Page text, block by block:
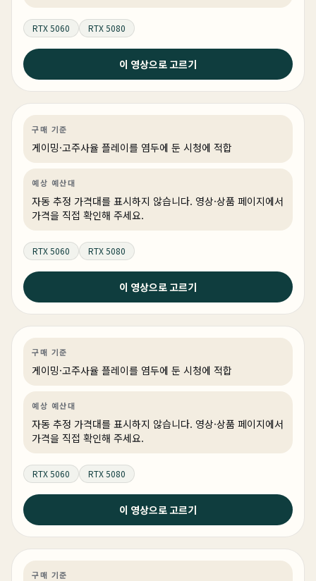
RTX 5060 RTX 5080
이 영상으로 고르기
2026년 6월 21일
왜 비싼거 사요? 이거면 충분합니다. 롤, 발로란트, 배그
다 잘 됩니다.
구매 기준
게이밍·고주사율 플레이를 염두에 둔 시청에 적합
예상 예산대
자동 추정 가격대를 표시하지 않습니다. 영상·상품 페이지에서
가격을 직접 확인해 주세요.
RTX 5060 RTX 5080
이 영상으로 고르기
2026년 6월 6일
6월 조립 컴퓨터 추천 견적 | 최악의 상반기 결산 | 성능검
증 100% 완료 !
구매 기준
게이밍·고주사율 플레이를 염두에 둔 시청에 적합
예상 예산대
자동 추정 가격대를 표시하지 않습니다. 영상·상품 페이지에서
가격을 직접 확인해 주세요.
RTX 5060 RTX 5080
이 영상으로 고르기
영상편집·디자인
2026년 5월 27일
현시점 제일 좋은 컴퓨터가 뭐냐구요 ? 그래서 최고의 부
품들로만 꽉 채워서 만들어 봤습니다.
구매 기준